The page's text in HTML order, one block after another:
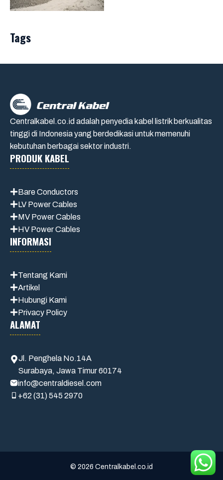
Tags
Centralkabel.co.id adalah penyedia kabel listrik berkualitas
tinggi di Indonesia yang berdedikasi untuk memenuhi
kebutuhan berbagai sektor industri.
PRODUK KABEL
Bare Conductors
LV Power Cables
MV Power Cables
HV Power Cables
INFORMASI
Tentang Kami
Artikel
Hubungi Kami
Privacy Policy
ALAMAT
Jl. Penghela No.14A
Surabaya, Jawa Timur 60174
info@centraldiesel.com
+62 (31) 545 2970
© 2026 Centralkabel.co.id